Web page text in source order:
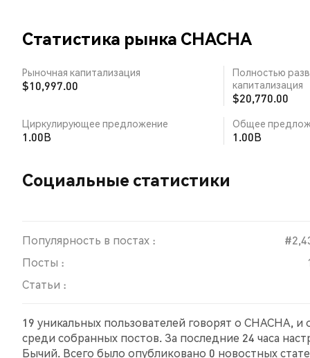
Статистика рынка CHACHA
Рыночная капитализация
$10,997.00
Полностью
капитализация
$20,770.00
Циркулирующее предложение
1.00B
Общее
1.00B
Социальные статистики
Популярность в постах :
Посты :
Статьи :
19 уникальных пользователей говорят о CHACHA,
среди собранных постов. За последние 24 часа
Бычий. Всего было опубликовано 0 новостных